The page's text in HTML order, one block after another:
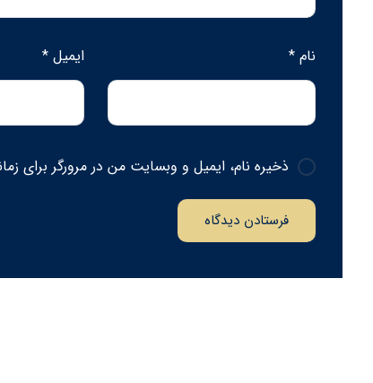
نام * ایمیل *
ذخیره نام، ایمیل و وبسایت من در مرورگر برای
فرستادن دیدگاه